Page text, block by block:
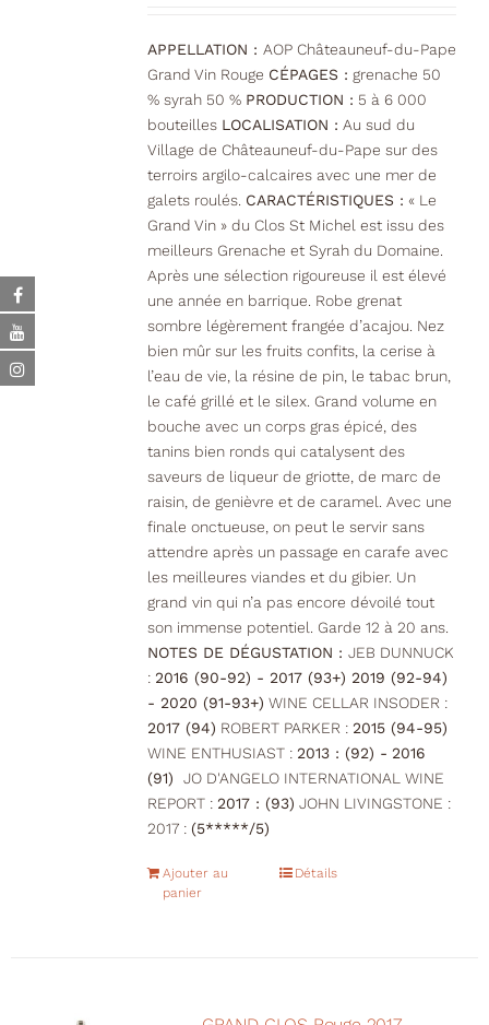
APPELLATION : AOP Châteauneuf-du-Pape
Grand Vin Rouge CÉPAGES : grenache 50
% syrah 50 % PRODUCTION : 5 à 6 000
bouteilles LOCALISATION : Au sud du
Village de Châteauneuf-du-Pape sur des
terroirs argilo-calcaires avec une mer de
galets roulés. CARACTÉRISTIQUES : « Le
Grand Vin » du Clos St Michel est issu des
meilleurs Grenache et Syrah du Domaine.
Après une sélection rigoureuse il est élevé
une année en barrique. Robe grenat
sombre légèrement frangée d’acajou. Nez
bien mûr sur les fruits confits, la cerise à
l’eau de vie, la résine de pin, le tabac brun,
le café grillé et le silex. Grand volume en
bouche avec un corps gras épicé, des
tanins bien ronds qui catalysent des
saveurs de liqueur de griotte, de marc de
raisin, de genièvre et de caramel. Avec une
finale onctueuse, on peut le servir sans
attendre après un passage en carafe avec
les meilleures viandes et du gibier. Un
grand vin qui n’a pas encore dévoilé tout
son immense potentiel. Garde 12 à 20 ans.
NOTES DE DÉGUSTATION : JEB DUNNUCK
: 2016 (90-92) - 2017 (93+) 2019 (92-94)
- 2020 (91-93+) WINE CELLAR INSODER :
2017 (94) ROBERT PARKER : 2015 (94-95)
WINE ENTHUSIAST : 2013 : (92) - 2016
(91)
JO D'ANGELO INTERNATIONAL WINE
REPORT : 2017 : (93) JOHN LIVINGSTONE :
2017 : (5*****/5)
Ajouter au
panier
Détails